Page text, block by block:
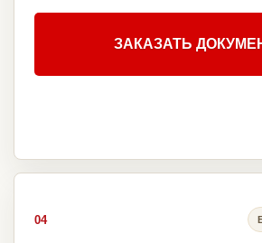
ЗАКАЗАТЬ
04